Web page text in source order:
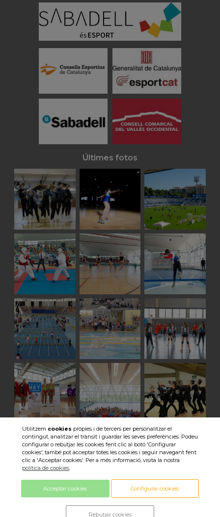
Últimes fotos
Veure totes les imatges
© 2018 Consell Esportiu Sabadell ·
Utilitzem cookies pròpies i de tercers per personalitzar el
contingut, analitzar el trànsit i guardar les seves preferències. Podeu
configurar o rebutjar les cookies fent clic al botó 'Configurar
cookies', també pot acceptar totes les cookies i seguir navegant fent
clic a 'Acceptar cookies'. Per a més informació, visita la nostra
política de cookies.
Acceptar cookies Configurar cookies
Rebutjar cookies